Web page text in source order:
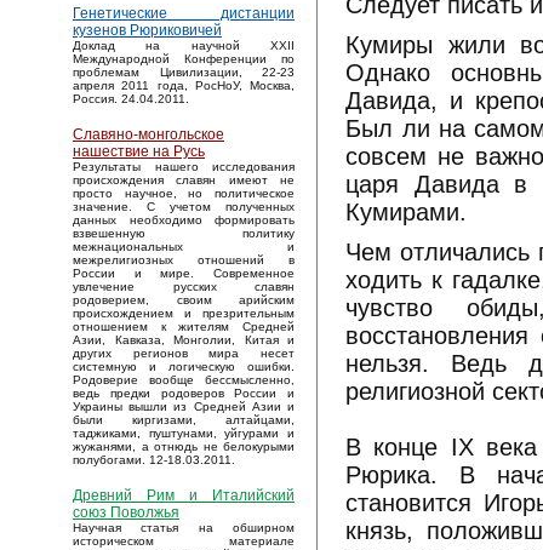
Генетические дистанции
кузенов Рюриковичей
Доклад на научной XXII
Международной Конференции по
проблемам Цивилизации, 22-23
апреля 2011 года, РосНоУ, Москва,
Россия. 24.04.2011.
Славяно-монгольское
нашествие на Русь
Результаты нашего исследования
происхождения славян имеют не
просто научное, но политическое
значение. С учетом полученных
данных необходимо формировать
взвешенную политику
межнациональных и
межрелигиозных отношений в
России и мире. Современное
увлечение русских славян
родоверием, своим арийским
происхождением и презрительным
отношением к жителям Средней
Азии, Кавказа, Монголии, Китая и
других регионов мира несет
системную и логическую ошибки.
Родоверие вообще бессмысленно,
ведь предки родоверов России и
Украины вышли из Средней Азии и
были киргизами, алтайцами,
таджиками, пуштунами, уйгурами и
жужанями, а отнюдь не белокурыми
полубогами. 12-18.03.2011.
Древний Рим и Италийский
союз Поволжья
Научная статья на обширном
историческом материале
Кумиры жили
Однако
Давида, и
Был ли на самом
совсем не
царя Давида в
Кумирами.
Чем отличались
ходить к
чувство
нельзя. Ведь
религиозной
В конце IX века
Рюрика. В
становится
князь,